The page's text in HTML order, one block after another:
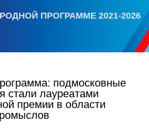
ПРОГРАММЕ 2021-2026
подмосковные
стали лауреатами
премии в области